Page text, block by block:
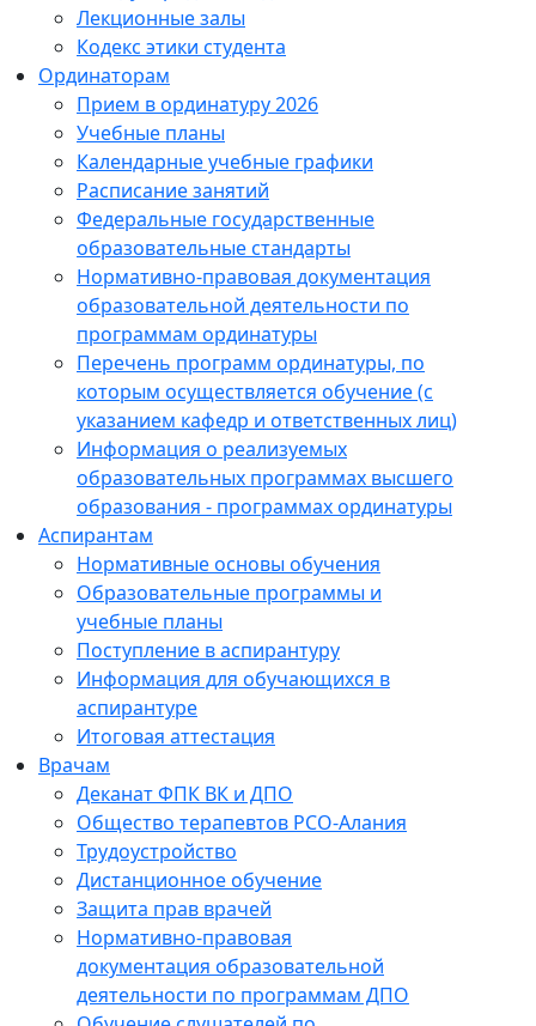
Лекционные залы
Кодекс этики студента
Ординаторам
Прием в ординатуру 2026
Учебные планы
Календарные учебные графики
Расписание занятий
Федеральные государственные
образовательные стандарты
Нормативно-правовая документация
образовательной деятельности по
программам ординатуры
Перечень программ ординатуры, по
которым осуществляется обучение (с
указанием кафедр и ответственных лиц)
Информация о реализуемых
образовательных программах высшего
образования - программах ординатуры
Аспирантам
Нормативные основы обучения
Образовательные программы и
учебные планы
Поступление в аспирантуру
Информация для обучающихся в
аспирантуре
Итоговая аттестация
Врачам
Деканат ФПК ВК и ДПО
Общество терапевтов РСО-Алания
Трудоустройство
Дистанционное обучение
Защита прав врачей
Нормативно-правовая
документация образовательной
деятельности по программам ДПО